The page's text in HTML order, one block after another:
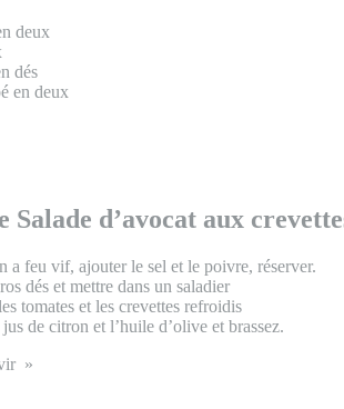
deux
dés
en deux
d’avocat aux
a feu vif, ajouter le sel et le poivre, réserver.
dés et mettre dans un saladier
tomates et les crevettes refroidis
de citron et l’huile d’olive et brassez.
»